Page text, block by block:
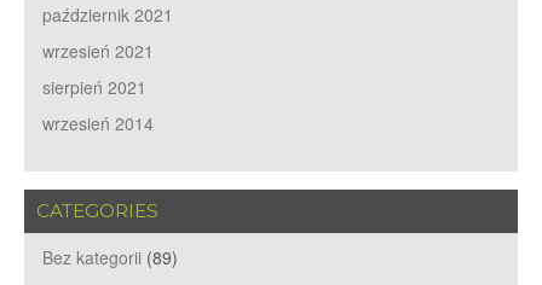
październik 2021
wrzesień 2021
sierpień 2021
wrzesień 2014
CATEGORIES
Bez kategorii (89)